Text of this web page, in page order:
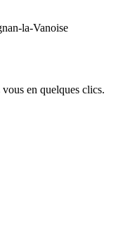
la-Vanoise
en quelques clics.